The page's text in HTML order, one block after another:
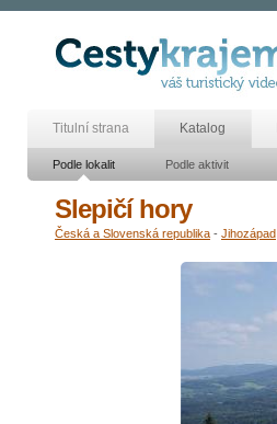
Titulní strana Katalog
Podle lokalit Podle aktivit
Slepičí hory
Česká a Slovenská republika - Jihozápad